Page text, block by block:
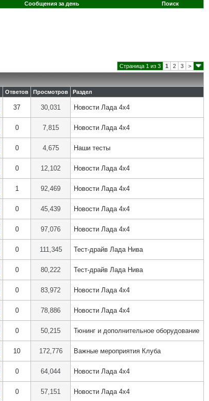
Сообщения за день Поиск
Страница 1 из 3 1 2 3 >
Ответов Просмотров Раздел
37 30,031 Новости Лада 4х4
0 7,815 Новости Лада 4х4
0 4,675 Наши тесты
0 12,102 Новости Лада 4х4
1 92,469 Новости Лада 4х4
0 45,439 Новости Лада 4х4
0 97,076 Новости Лада 4х4
0 111,345 Тест-драйв Лада Нива
0 80,222 Тест-драйв Лада Нива
0 83,972 Новости Лада 4х4
0 78,886 Новости Лада 4х4
0 50,215 Тюнинг и дополнительное оборудование
10 172,776 Важные мероприятия Клуба
0 64,044 Новости Лада 4х4
0 57,151 Новости Лада 4х4